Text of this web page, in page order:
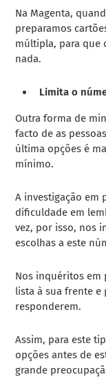
Na Magenta,
preparamos
múltipla, para que
nada.
Limita o
Outra forma de
facto de as
última opções é
mínimo.
A investigação em
dificuldade em
vez, por isso, nos
escolhas a este
Nos inquéritos em
lista à sua frente e
responderem.
Assim, para este
opções antes de
grande